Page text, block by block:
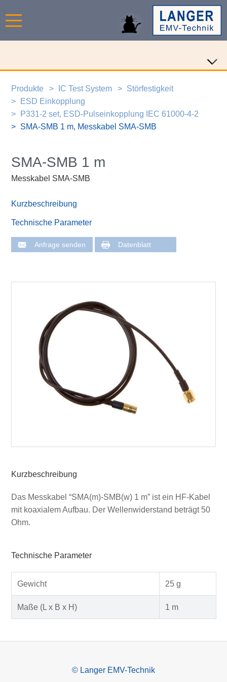
Produkte IC Test System
Störfestigkeit
ESD Einkopplung
P331-2 set, ESD-Pulseinkopplung IEC 61000-4-2
SMA-SMB 1 m, Messkabel SMA-SMB
SMA-SMB 1 m
Messkabel SMA-SMB
Kurzbeschreibung
Technische Parameter
Anfrage senden Datenblatt
Kurzbeschreibung
Das Messkabel “SMA(m)-SMB(w) 1 m” ist ein HF-Kabel
mit koaxialem Aufbau. Der Wellenwiderstand beträgt 50
Ohm.
Technische Parameter
Gewicht 25 g
Maße (L x B x H) 1 m
© Langer EMV-Technik